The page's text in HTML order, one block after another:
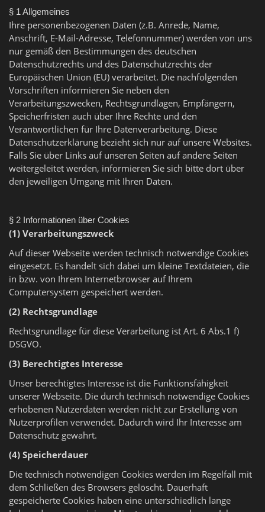
§ 1 Allgemeines
Ihre personenbezogenen Daten (z.B. Anrede, Name,
Anschrift, E-Mail-Adresse, Telefonnummer) werden von uns
nur gemäß den Bestimmungen des deutschen
Datenschutzrechts und des Datenschutzrechts der
Europäischen Union (EU) verarbeitet. Die nachfolgenden
Vorschriften informieren Sie neben den
Verarbeitungszwecken, Rechtsgrundlagen, Empfängern,
Speicherfristen auch über Ihre Rechte und den
Verantwortlichen für Ihre Datenverarbeitung. Diese
Datenschutzerklärung bezieht sich nur auf unsere Websites.
Falls Sie über Links auf unseren Seiten auf andere Seiten
weitergeleitet werden, informieren Sie sich bitte dort über
den jeweiligen Umgang mit Ihren Daten.
§ 2 Informationen über Cookies
(1) Verarbeitungszweck
Auf dieser Webseite werden technisch notwendige Cookies
eingesetzt. Es handelt sich dabei um kleine Textdateien, die
in bzw. von Ihrem Internetbrowser auf Ihrem
Computersystem gespeichert werden.
(2) Rechtsgrundlage
Rechtsgrundlage für diese Verarbeitung ist Art. 6 Abs.1 f)
DSGVO.
(3) Berechtigtes Interesse
Unser berechtigtes Interesse ist die Funktionsfähigkeit
unserer Webseite. Die durch technisch notwendige Cookies
erhobenen Nutzerdaten werden nicht zur Erstellung von
Nutzerprofilen verwendet. Dadurch wird Ihr Interesse am
Datenschutz gewahrt.
(4) Speicherdauer
Die technisch notwendigen Cookies werden im Regelfall mit
dem Schließen des Browsers gelöscht. Dauerhaft
gespeicherte Cookies haben eine unterschiedlich lange